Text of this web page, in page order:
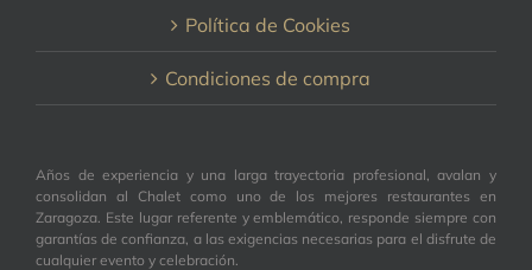
Política de Cookies
Condiciones de compra
Años de experiencia y una larga trayectoria profesional, avalan y
consolidan al Chalet como uno de los mejores restaurantes en
Zaragoza. Este lugar referente y emblemático, responde siempre con
garantías de confianza, a las exigencias necesarias para el disfrute de
cualquier evento y celebración.